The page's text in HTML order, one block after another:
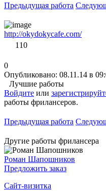
Предыдущая работа
http://okydokycafe.com/
110
0
Опубликовано: 08.11.14 в
Лучшие работы
Войдите или
работы фрилансеров.
Предыдущая работа
Другие работы фрилансера
Роман Шапошников
Предложить заказ
Сайт-визитка